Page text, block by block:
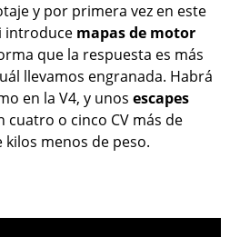
y por primera vez en este
introduce mapas de motor
que la respuesta es más
llevamos engranada. Habrá
en la V4, y unos escapes
o cinco CV más de
menos de peso.